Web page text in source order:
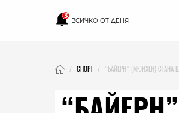
3
ВСИЧКО ОТ ДЕНЯ
СПОРТ “БАЙЕРН” (МЮНХЕН) СТАНА